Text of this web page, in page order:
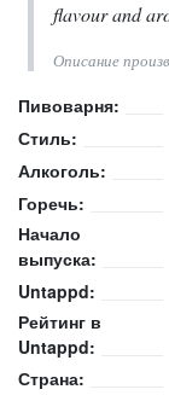
flavour and
Описание
Пивоварня:
Стиль:
Алкоголь:
Горечь:
Начало
выпуска:
Untappd:
Рейтинг в
Untappd:
Страна: